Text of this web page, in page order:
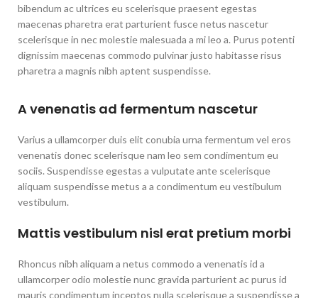
bibendum ac ultrices eu scelerisque praesent egestas
maecenas pharetra erat parturient fusce netus nascetur
scelerisque in nec molestie malesuada a mi leo a. Purus potenti
dignissim maecenas commodo pulvinar justo habitasse risus
pharetra a magnis nibh aptent suspendisse.
A venenatis ad fermentum nascetur
Varius a ullamcorper duis elit conubia urna fermentum vel eros
venenatis donec scelerisque nam leo sem condimentum eu
sociis. Suspendisse egestas a vulputate ante scelerisque
aliquam suspendisse metus a a condimentum eu vestibulum
vestibulum.
Mattis vestibulum nisl erat pretium morbi
Rhoncus nibh aliquam a netus commodo a venenatis id a
ullamcorper odio molestie nunc gravida parturient ac purus id
mauris condimentum inceptos nulla scelerisque a suspendisse a